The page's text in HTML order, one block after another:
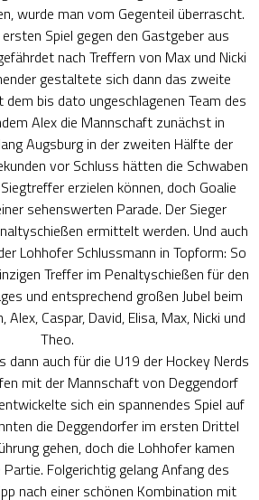
wurde man vom Gegenteil überrascht.
Spiel gegen den Gastgeber aus
nach Treffern von Max und Nicki
gestaltete sich dann das zweite
bis dato ungeschlagenen Team des
Alex die Mannschaft zunächst in
Augsburg in der zweiten Hälfte der
vor Schluss hätten die Schwaben
erzielen können, doch Goalie
sehenswerten Parade. Der Sieger
ermittelt werden. Und auch
Lohhofer Schlussmann in Topform: So
Treffer im Penaltyschießen für den
und entsprechend großen Jubel beim
Alex, Caspar, David, Elisa, Max, Nicki und
Theo.
auch für die U19 der Hockey Nerds
mit der Mannschaft von Deggendorf
sich ein spannendes Spiel auf
die Deggendorfer im ersten Drittel
gehen, doch die Lohhofer kamen
Folgerichtig gelang Anfang des
nach einer schönen Kombination mit